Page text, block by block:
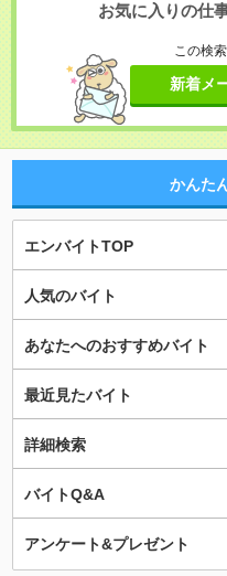
お気に入りの仕
この検
新着メ
かんた
エンバイトTOP
人気のバイト
あなたへのおすすめバイト
最近見たバイト
詳細検索
バイトQ&A
アンケート&プレゼント